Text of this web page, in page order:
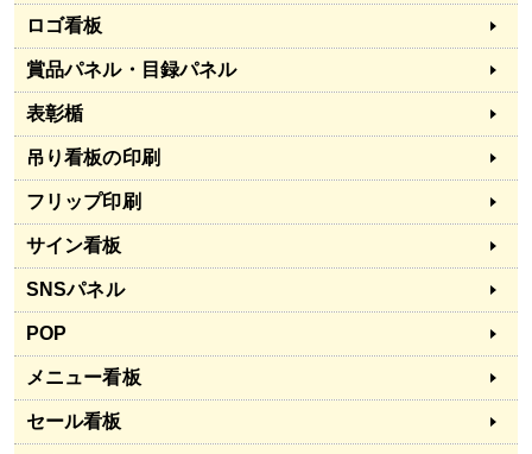
ロゴ看板
賞品パネル・目録パネル
表彰楯
吊り看板の印刷
フリップ印刷
サイン看板
SNSパネル
POP
メニュー看板
セール看板